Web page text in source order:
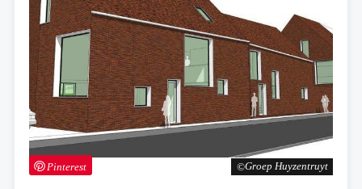
Groep Huyzentruyt
Pinterest